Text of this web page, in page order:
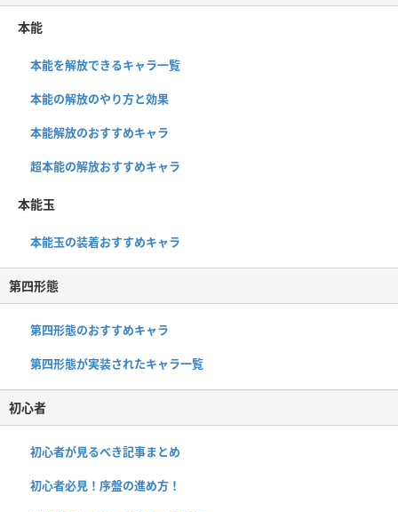
本能
本能を解放できるキャラ一覧
本能の解放のやり方と効果
本能解放のおすすめキャラ
超本能の解放おすすめキャラ
本能玉
本能玉の装着おすすめキャラ
第四形態
第四形態のおすすめキャラ
第四形態が実装されたキャラ一覧
初心者
初心者が見るべき記事まとめ
初心者必見！序盤の進め方！